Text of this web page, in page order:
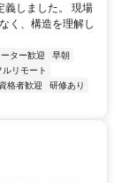
義しました。 現場
く、構造を理解し
ター歓迎
早朝
ルリモート
格者歓迎
研修あり